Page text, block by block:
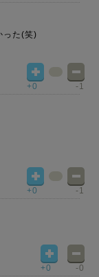
った(笑)
+0 -1
+0 -1
+0 -0